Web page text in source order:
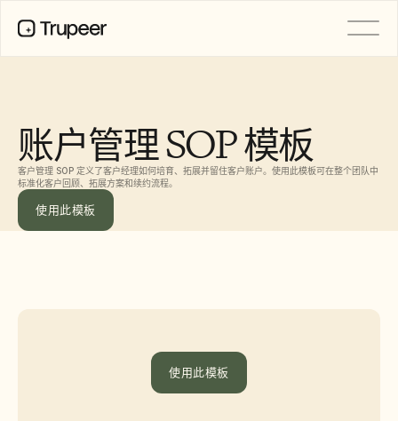
账户管理 SOP 模板
客户管理 SOP 定义了客户经理如何培育、拓展并留住客户账户。使用此模板可在整个团队中
标准化客户回顾、拓展方案和续约流程。
使用此模板
使用此模板
翻译
知识库
AI 虚拟形象
品牌套件
共享页面
AI屏幕录制